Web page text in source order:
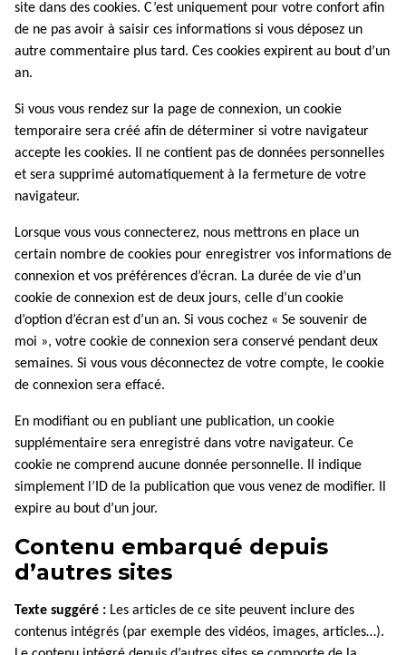
site dans des cookies. C’est uniquement pour votre confort afin
de ne pas avoir à saisir ces informations si vous déposez un
autre commentaire plus tard. Ces cookies expirent au bout d’un
an.
Si vous vous rendez sur la page de connexion, un cookie
temporaire sera créé afin de déterminer si votre navigateur
accepte les cookies. Il ne contient pas de données personnelles
et sera supprimé automatiquement à la fermeture de votre
navigateur.
Lorsque vous vous connecterez, nous mettrons en place un
certain nombre de cookies pour enregistrer vos informations de
connexion et vos préférences d’écran. La durée de vie d’un
cookie de connexion est de deux jours, celle d’un cookie
d’option d’écran est d’un an. Si vous cochez « Se souvenir de
moi », votre cookie de connexion sera conservé pendant deux
semaines. Si vous vous déconnectez de votre compte, le cookie
de connexion sera effacé.
En modifiant ou en publiant une publication, un cookie
supplémentaire sera enregistré dans votre navigateur. Ce
cookie ne comprend aucune donnée personnelle. Il indique
simplement l’ID de la publication que vous venez de modifier. Il
expire au bout d’un jour.
Contenu embarqué depuis
d’autres sites
Texte suggéré : Les articles de ce site peuvent inclure des
contenus intégrés (par exemple des vidéos, images, articles…).